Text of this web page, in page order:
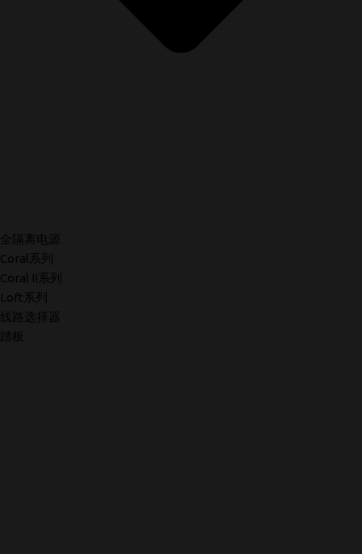
全隔离电源
Coral系列
Coral II系列
Loft系列
线路选择器
踏板